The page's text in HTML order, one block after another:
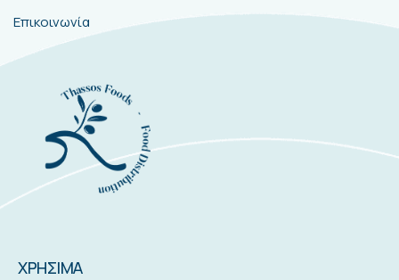
Επικοινωνία
ΧΡΗΣΙΜΑ